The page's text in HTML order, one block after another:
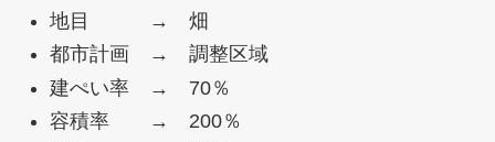
地目 → 畑
都市計画 → 調整区域
建ぺい率 → 70％
容積率 → 200％